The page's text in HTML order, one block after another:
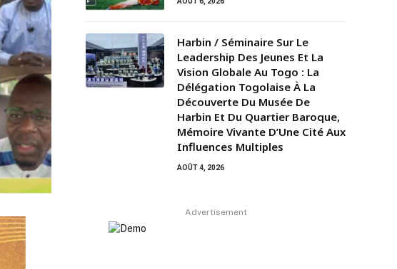
Harbin / Séminaire Sur Le
Leadership Des Jeunes Et La
Vision Globale Au Togo : La
Délégation Togolaise À La
Découverte Du Musée De
Harbin Et Du Quartier Baroque,
Mémoire Vivante D’Une Cité Aux
Influences Multiples
AOÛT 4, 2026
Advertisement